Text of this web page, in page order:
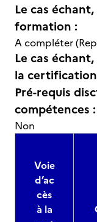
Le cas
formation :
A compléter
Le cas
la
Pré-requis
compétences :
Non
Voie
d’ac
cès
à la